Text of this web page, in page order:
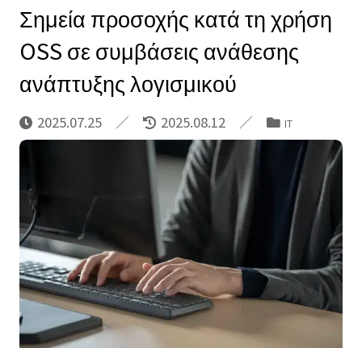
Σημεία προσοχής κατά τη χρήση
OSS σε συμβάσεις ανάθεσης
ανάπτυξης λογισμικού
2025.07.25 2025.08.12 IT